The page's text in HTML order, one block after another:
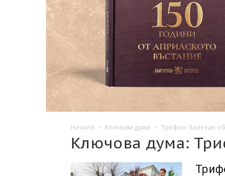
Начало Ключови думи Трифон Зарезан
Ключова дума: